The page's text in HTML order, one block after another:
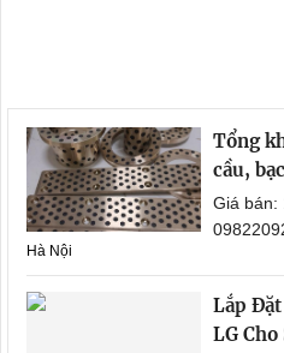
Tổng
cầu,
Giá bán:
Hà Nội
Lắp
LG